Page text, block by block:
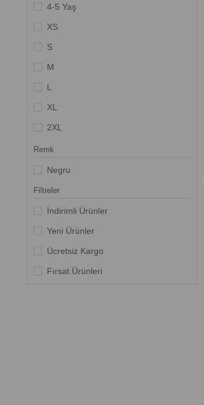
Mor
Bej
Koyu Lacivert
4-5 Yaş
XS
S
M
L
XL
2XL
3XL
4XL
10 Yaş
12 Yaş
2XS
30/32
Remk
Negru
Filtreler
İndirimli Ürünler
Yeni Ürünler
Ücretsiz Kargo
Fırsat Ürünleri